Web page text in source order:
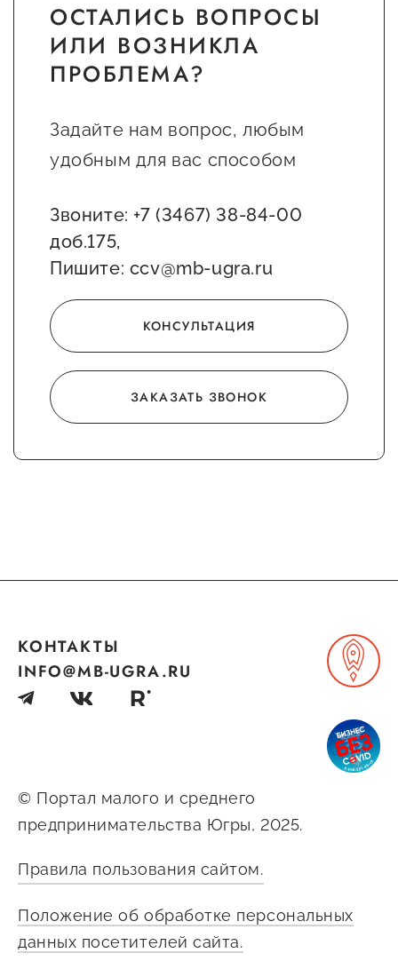
ОСТАЛИСЬ ВОПРОСЫ
ИЛИ ВОЗНИКЛА
ПРОБЛЕМА?
Задайте нам вопрос, любым
удобным для вас способом
Звоните: +7 (3467) 38-84-00
доб.175,
Пишите: ccv@mb-ugra.ru
КОНСУЛЬТАЦИЯ
ЗАКАЗАТЬ ЗВОНОК
© Портал малого и среднего
предпринимательства Югры, 2025.
Правила пользования сайтом.
Положение об обработке персональных
данных посетителей сайта.
КОНТАКТЫ
INFO@MB-UGRA.RU